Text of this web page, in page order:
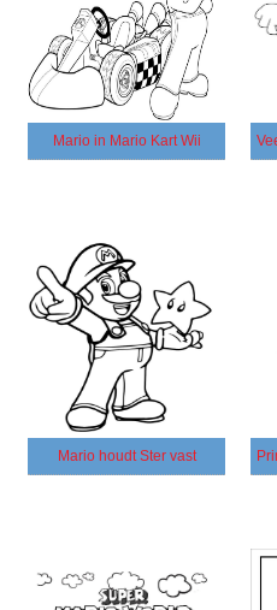
Mario in Mario Kart Wii
Mario houdt Ster vast